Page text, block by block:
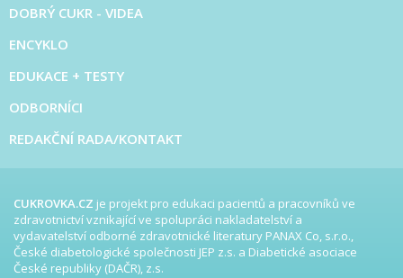
DOBRÝ CUKR - VIDEA
ENCYKLO
EDUKACE + TESTY
ODBORNÍCI
REDAKČNÍ RADA/KONTAKT
CUKROVKA.CZ je projekt pro edukaci pacientů a pracovníků ve
zdravotnictví vznikající ve spolupráci nakladatelství a
vydavatelství odborné zdravotnické literatury PANAX Co, s.r.o.,
České diabetologické společnosti JEP z.s. a Diabetické asociace
České republiky (DAČR), z.s.